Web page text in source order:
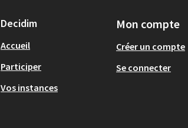
Decidim
Accueil
Participer
Vos instances
Mon compte
Créer un compte
Se connecter